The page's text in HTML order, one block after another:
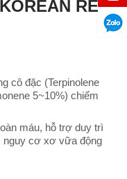
RED
cô đặc (Terpinolene
5~10%) chiếm
máu, hỗ trợ duy trì
nguy cơ xơ vữa động